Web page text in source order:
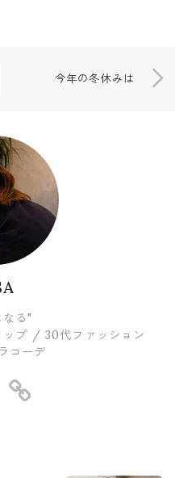
今年の冬休みは
る"
プ / 30代ファッション
コーデ